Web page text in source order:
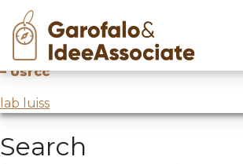
Skip
content
in contatto
Seminario: Gestire una società pubblica
– Usrcc
Navigazione
articoli
lab luiss
Search